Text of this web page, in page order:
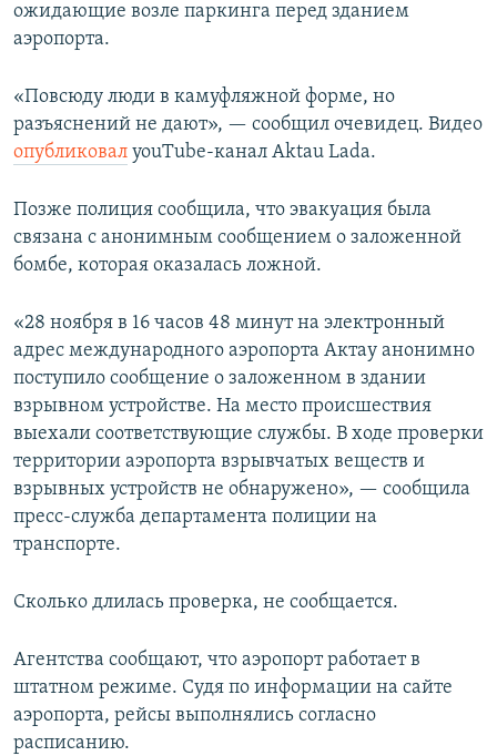
ожидающие возле паркинга перед зданием
аэропорта.
«Повсюду люди в камуфляжной форме, но
разъяснений не дают», — сообщил очевидец. Видео
опубликовал youTube-канал Aktau Lada.
Позже полиция сообщила, что эвакуация была
связана с анонимным сообщением о заложенной
бомбе, которая оказалась ложной.
«28 ноября в 16 часов 48 минут на электронный
адрес международного аэропорта Актау анонимно
поступило сообщение о заложенном в здании
взрывном устройстве. На место происшествия
выехали соответствующие службы. В ходе проверки
территории аэропорта взрывчатых веществ и
взрывных устройств не обнаружено», — сообщила
пресс-служба департамента полиции на
транспорте.
Сколько длилась проверка, не сообщается.
Агентства сообщают, что аэропорт работает в
штатном режиме. Судя по информации на сайте
аэропорта, рейсы выполнялись согласно
расписанию.